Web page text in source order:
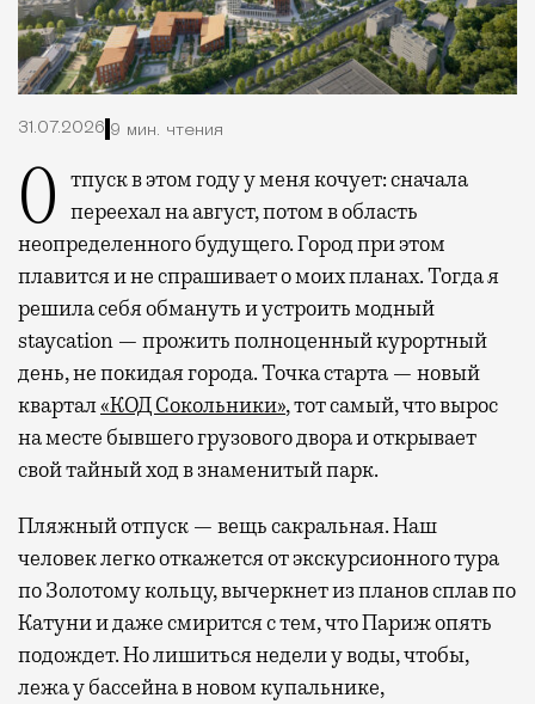
31.07.2026 9 мин. чтения
Отпуск в этом году у меня кочует: сначала переехал на август, потом в область
неопределенного будущего. Город при этом
плавится и не спрашивает о моих планах. Тогда я
решила себя обмануть и устроить модный
staycation — прожить полноценный курортный
день, не покидая города. Точка старта — новый
квартал«КОД Сокольники», тот самый, что вырос
на месте бывшего грузового двора и открывает
свой тайный ход в знаменитый парк.
Пляжный отпуск — вещь сакральная. Наш
человек легко откажется от экскурсионного тура
по Золотому кольцу, вычеркнет из планов сплав по
Катуни и даже смирится с тем, что Париж опять
подождет. Но лишиться недели у воды, чтобы,
лежа у бассейна в новом купальнике,